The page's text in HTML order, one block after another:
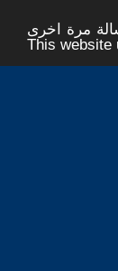
مرة اخرى -
This website